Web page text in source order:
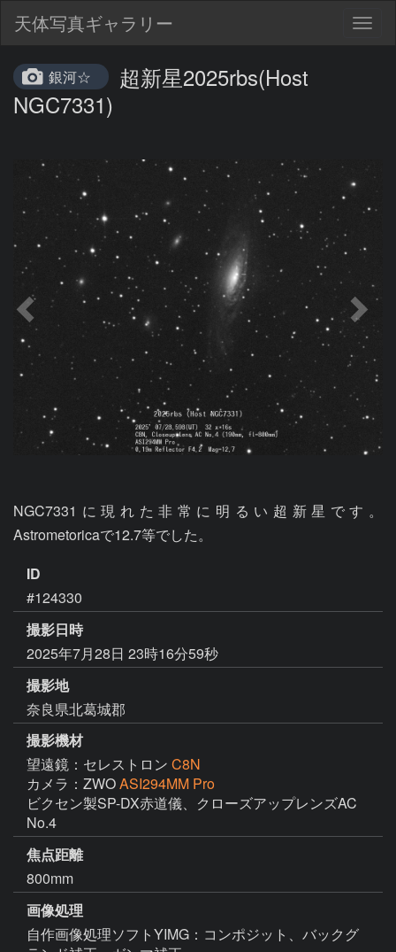
天体写真ギャラリー
銀河☆
超新星2025rbs(Host
NGC7331)
NGC7331に現れた非常に明るい超新星です。
Astrometoricaで12.7等でした。
ID
#124330
撮影日時
2025年7月28日 23時16分59秒
撮影地
奈良県北葛城郡
撮影機材
望遠鏡：セレストロン C8N
カメラ：ZWOASI294MM Pro
ビクセン製SP-DX赤道儀、クローズアップレンズAC
No.4
焦点距離
800mm
画像処理
自作画像処理ソフトYIMG：コンポジット、バックグ